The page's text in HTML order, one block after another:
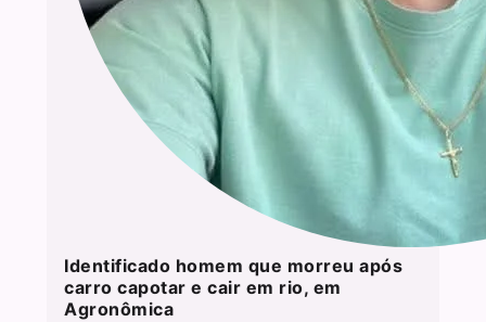
Identificado homem que morreu após
carro capotar e cair em rio, em
Agronômica